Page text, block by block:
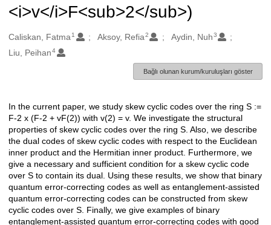
<i>v</i>F<sub>2</sub>)
Oluşturanlar
Caliskan, Fatma 1 Aksoy, Refia2 Aydin, Nuh3
Liu, Peihan 4
Bağlı olunan kurum/kuruluşları göster
Açıklama
In the current paper, we study skew cyclic codes over the ring S :=
F-2 x (F-2 + vF(2)) with v(2) = v. We investigate the structural
properties of skew cyclic codes over the ring S. Also, we describe
the dual codes of skew cyclic codes with respect to the Euclidean
inner product and the Hermitian inner product. Furthermore, we
give a necessary and sufficient condition for a skew cyclic code
over S to contain its dual. Using these results, we show that binary
quantum error-correcting codes as well as entanglement-assisted
quantum error-correcting codes can be constructed from skew
cyclic codes over S. Finally, we give examples of binary
entanglement-assisted quantum error-correcting codes with good